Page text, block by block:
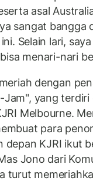
asal
sangat bangga
Selain lari,
menari-nari
dengan
yang terdiri
Melbourne.
para
depan KJRI ikut
Jono dari
turut